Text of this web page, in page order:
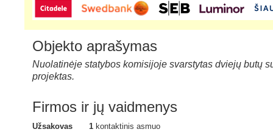
Objekto aprašymas
Nuolatinėje statybos komisijoje svarstytas dviejų butų
projektas.
Firmos ir jų vaidmenys
Užsakovas 1 kontaktinis asmuo